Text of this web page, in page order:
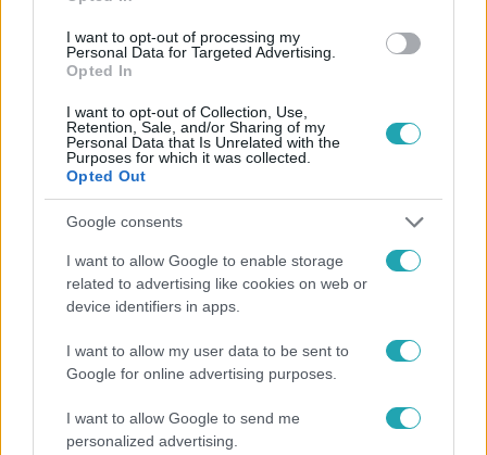
I want to opt-out of processing my
Personal Data for Targeted Advertising.
Opted In
I want to opt-out of Collection, Use,
Retention, Sale, and/or Sharing of my
Personal Data that Is Unrelated with the
Purposes for which it was collected.
Opted Out
Google consents
I want to allow Google to enable storage
related to advertising like cookies on web or
device identifiers in apps.
I want to allow my user data to be sent to
Google for online advertising purposes.
I want to allow Google to send me
personalized advertising.
HÍRADÓ EP VÁLASZTÁS 2019 #
ORBÁN VIKTOR #EURÓPAI UNIÓ
Népszerű